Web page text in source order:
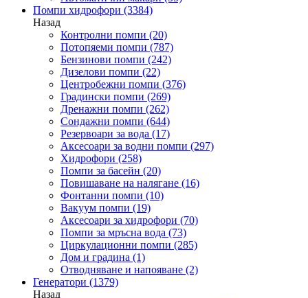
Помпи хидрофори (3384)
Назад
Контролни помпи (20)
Потопяеми помпи (787)
Бензинови помпи (242)
Дизелови помпи (22)
Центробежни помпи (376)
Градински помпи (269)
Дренажни помпи (262)
Сондажни помпи (644)
Резервоари за вода (17)
Аксесоари за водни помпи (297)
Хидрофори (258)
Помпи за басейн (20)
Повишаване на налягане (16)
Фонтанни помпи (10)
Вакуум помпи (19)
Аксесоари за хидрофори (70)
Помпи за мръсна вода (73)
Циркулационни помпи (285)
Дом и градина (1)
Отводняване и напояване (2)
Генератори (1379)
Назад